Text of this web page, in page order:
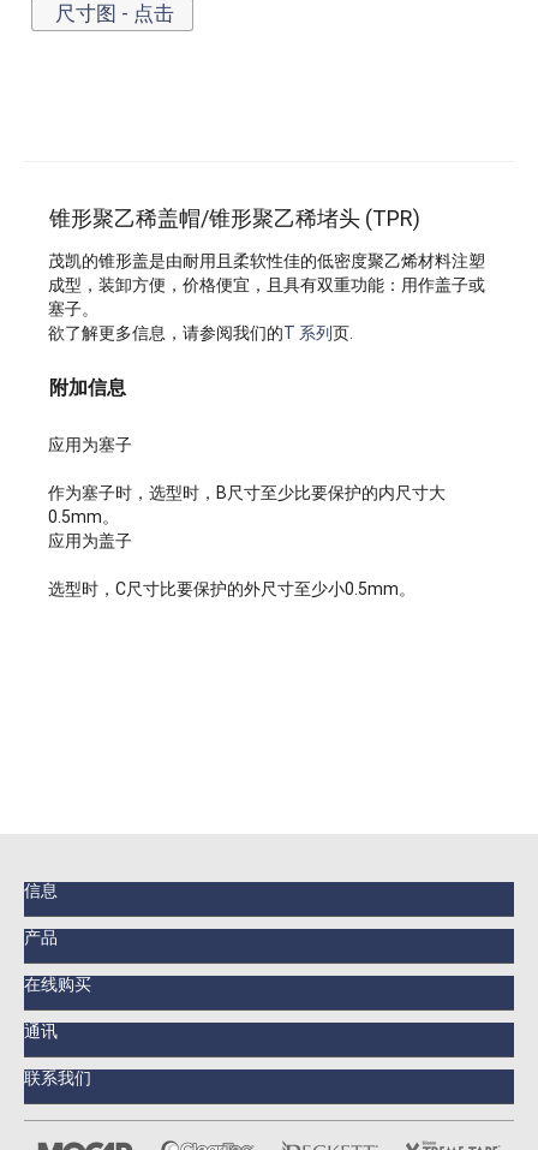
尺寸图 - 点击
锥形聚乙稀盖帽/锥形聚乙稀堵头 (TPR)
茂凯的锥形盖是由耐用且柔软性佳的低密度聚乙烯材料注塑
成型，装卸方便，价格便宜，且具有双重功能：用作盖子或
塞子。
欲了解更多信息，请参阅我们的T 系列页.
附加信息
应用为塞子
作为塞子时，选型时，B尺寸至少比要保护的内尺寸大
0.5mm。
应用为盖子
选型时，C尺寸比要保护的外尺寸至少小0.5mm。
信息
产品
在线购买
通讯
联系我们